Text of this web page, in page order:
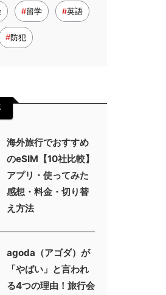
留学 英語
防犯
海外旅行でおすすめ
のeSIM【10社比較】
アプリ・使ってみた
感想・料金・切り替
え方法
agoda（アゴダ）が
「やばい」と言われ
る4つの理由！旅行会